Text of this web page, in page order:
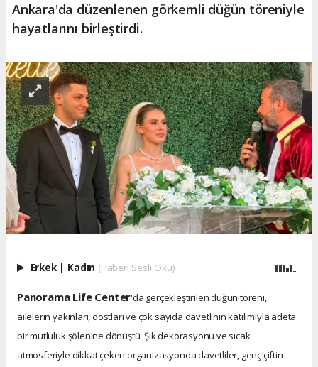
Ankara'da düzenlenen görkemli düğün töreniyle
hayatlarını birleştirdi.
Erkek | Kadın (Haberi Sesli Oku)
Panorama Life Center'da gerçekleştirilen düğün töreni,
ailelerin yakınları, dostları ve çok sayıda davetlinin katılımıyla adeta
bir mutluluk şölenine dönüştü. Şık dekorasyonu ve sıcak
atmosferiyle dikkat çeken organizasyonda davetliler, genç çiftin